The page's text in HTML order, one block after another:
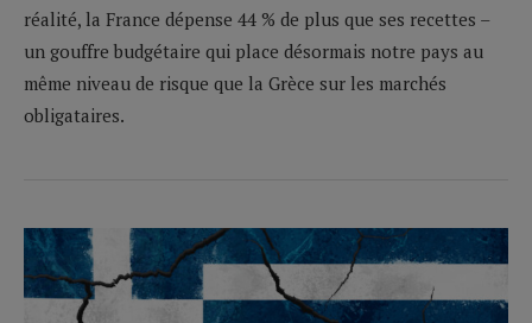
réalité, la France dépense 44 % de plus que ses recettes –
un gouffre budgétaire qui place désormais notre pays au
même niveau de risque que la Grèce sur les marchés
obligataires.